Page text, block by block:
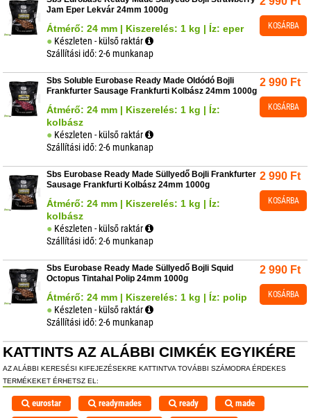
Jam Eper Lekvár 24mm 1000g
Átmérő: 24 mm | Kiszerelés: 1 kg | Íz: eper
Készleten - külső raktár
Szállítási idő: 2-6 munkanap
KOSÁRBA
Sbs Soluble Eurobase Ready Made Oldódó Bojli
Frankfurter Sausage Frankfurti Kolbász 24mm 1000g
Átmérő: 24 mm | Kiszerelés: 1 kg | Íz:
kolbász
Készleten - külső raktár
Szállítási idő: 2-6 munkanap
2 990 Ft
KOSÁRBA
Sbs Eurobase Ready Made Süllyedő Bojli Frankfurter
Sausage Frankfurti Kolbász 24mm 1000g
Átmérő: 24 mm | Kiszerelés: 1 kg | Íz:
kolbász
Készleten - külső raktár
Szállítási idő: 2-6 munkanap
2 990 Ft
KOSÁRBA
Sbs Eurobase Ready Made Süllyedő Bojli Squid
Octopus Tintahal Polip 24mm 1000g
Átmérő: 24 mm | Kiszerelés: 1 kg | Íz: polip
Készleten - külső raktár
Szállítási idő: 2-6 munkanap
2 990 Ft
KOSÁRBA
KATTINTS AZ ALÁBBI CIMKÉK EGYIKÉRE
AZ ALÁBBI KERESÉSI KIFEJEZÉSEKRE KATTINTVA TOVÁBBI SZÁMODRA ÉRDEKES
TERMÉKEKET ÉRHETSZ EL:
eurostar readymades ready made